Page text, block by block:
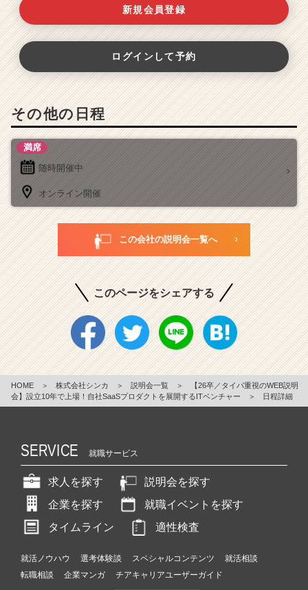
新規会員登録
ログインして予約
その他の日程
随時開催中
満席
オンライン開催
この会社の説明会一覧へ
このページをシェアする
HOME ＞ 株式会社シンカ ＞ 説明会一覧 ＞
【26卒／タイパ重視のWEB説明
会】設立10年で上場！自社SaaSプロダクトを展開するITベンチャー
＞ 日程詳細
SERVICE 就職サービス
求人を探す
説明会を探す
企業を探す
就職イベントを探す
タイムライン
適性検査
就活ノウハウ 選考体験談 スペシャルコンテンツ
就活相談
転職相談
企業マンガ チアキャリアユーザーガイド